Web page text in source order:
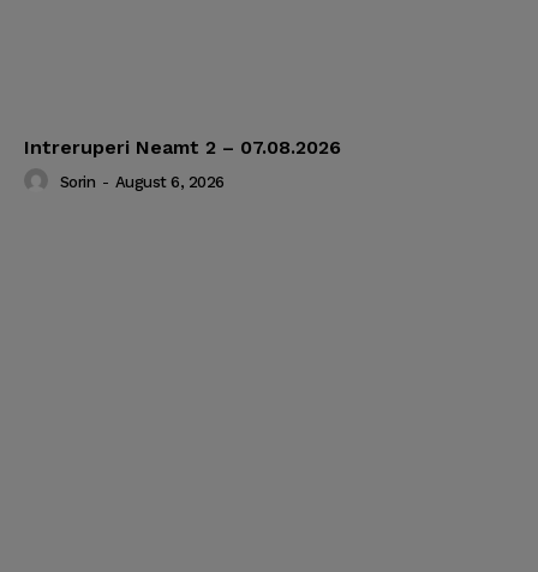
Intreruperi Neamt 2 – 07.08.2026
Sorin - August 6, 2026